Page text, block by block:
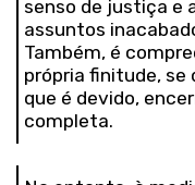
senso de justiça e
assuntos
Também, é
própria finitude, se
que é devido,
completa.